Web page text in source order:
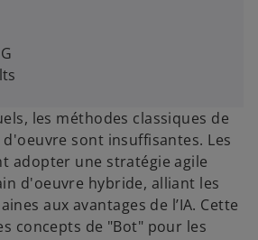
les méthodes classiques de
sont insuffisantes. Les
adopter une stratégie agile
d'oeuvre hybride, alliant les
aux avantages de l’IA. Cette
concepts de "Bot" pour les